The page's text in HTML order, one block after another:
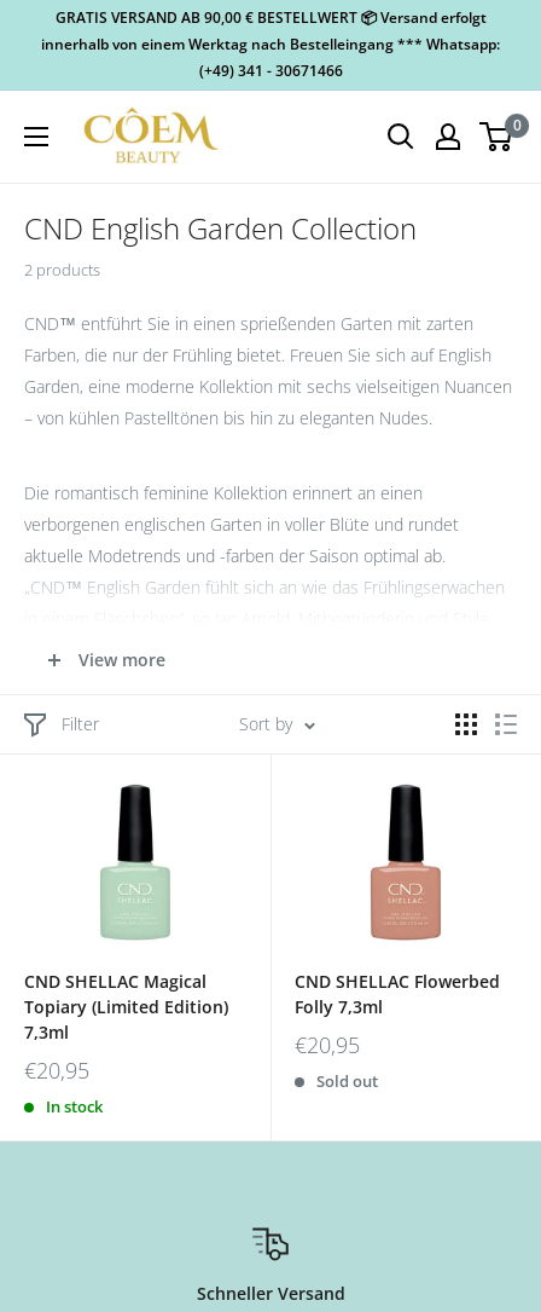
GRATIS VERSAND AB 90,00 € BESTELLWERT 📦 Versand erfolgt
innerhalb von einem Werktag nach Bestelleingang *** Whatsapp:
(+49) 341 - 30671466
0
CND English Garden Collection
2 products
CND™ entführt Sie in einen sprießenden Garten mit zarten
Farben, die nur der Frühling bietet. Freuen Sie sich auf English
Garden, eine moderne Kollektion mit sechs vielseitigen Nuancen
– von kühlen Pastelltönen bis hin zu eleganten Nudes.
Die romantisch feminine Kollektion erinnert an einen
verborgenen englischen Garten in voller Blüte und rundet
aktuelle Modetrends und -farben der Saison optimal ab.
„CND™ English Garden fühlt sich an wie das Frühlingserwachen
Director von CND
pur.“
View more
Filter Sort by
CND SHELLAC Magical
Topiary (Limited Edition)
7,3ml
€20,95
In stock
CND SHELLAC Flowerbed
Folly 7,3ml
€20,95
Sold out
Schneller Versand